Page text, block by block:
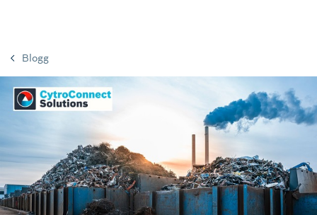
Blogg